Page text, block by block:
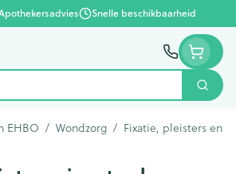
Snelle beschikbaarheid
Zoek
EHBO / Wondzorg / Fixatie, pleisters en